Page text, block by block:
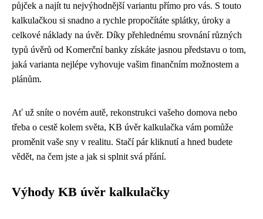
půjček a najít tu nejvýhodnější variantu přímo pro vás. S touto
kalkulačkou si snadno a rychle propočítáte splátky, úroky a
celkové náklady na úvěr. Díky přehlednému srovnání různých
typů úvěrů od Komerční banky získáte jasnou představu o tom,
jaká varianta nejlépe vyhovuje vašim finančním možnostem a
plánům.
Ať už sníte o novém autě, rekonstrukci vašeho domova nebo
třeba o cestě kolem světa, KB úvěr kalkulačka vám pomůže
proměnit vaše sny v realitu. Stačí pár kliknutí a hned budete
vědět, na čem jste a jak si splnit svá přání.
Výhody KB úvěr kalkulačky